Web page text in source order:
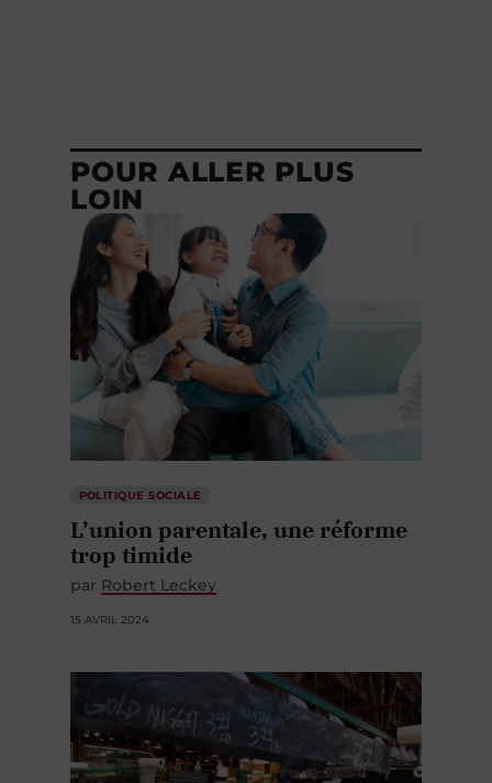
POUR ALLER PLUS
LOIN
POLITIQUE SOCIALE
L’union parentale, une réforme
trop timide
par Robert Leckey
15 AVRIL 2024